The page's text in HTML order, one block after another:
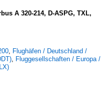
A 320-214, D-ASPG, TXL,
, Flughäfen / Deutschland /
, Fluggesellschaften / Europa /